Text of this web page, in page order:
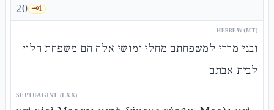
20 🗝️1
HEBREW (MT)
ובני מררי למשפחתם מחלי ומושי אלה הם משפחת הלוי
לבית אבתם
SEPTUAGINT (LXX)